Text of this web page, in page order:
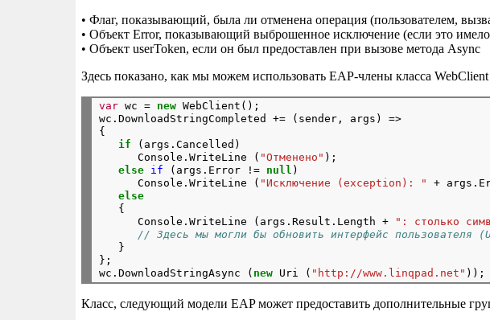
• Флаг, показывающий, была ли отменена операция (пользователем,
• Объект Error, показывающий выброшенное исключение (если это
• Объект userToken, если он был предоставлен при вызове метода Async
Здесь показано, как мы можем использовать EAP-члены класса
var wc = new WebClient();
wc.DownloadStringCompleted += (sender, args) =>
{
if (args.Cancelled)
      Console.WriteLine (
"Отменено" );
else
if (args.Error != null )
      Console.WriteLine (
"Исключение (exception): "
+
else
   {
      Console.WriteLine (args.Result.Length +
": столько
// Здесь мы могли бы обновить интерфейс пользователя
   }
};
wc.DownloadStringAsync ( new Uri ( "http://www.linqpad.net"
Класс, следующий модели EAP может предоставить дополнительные